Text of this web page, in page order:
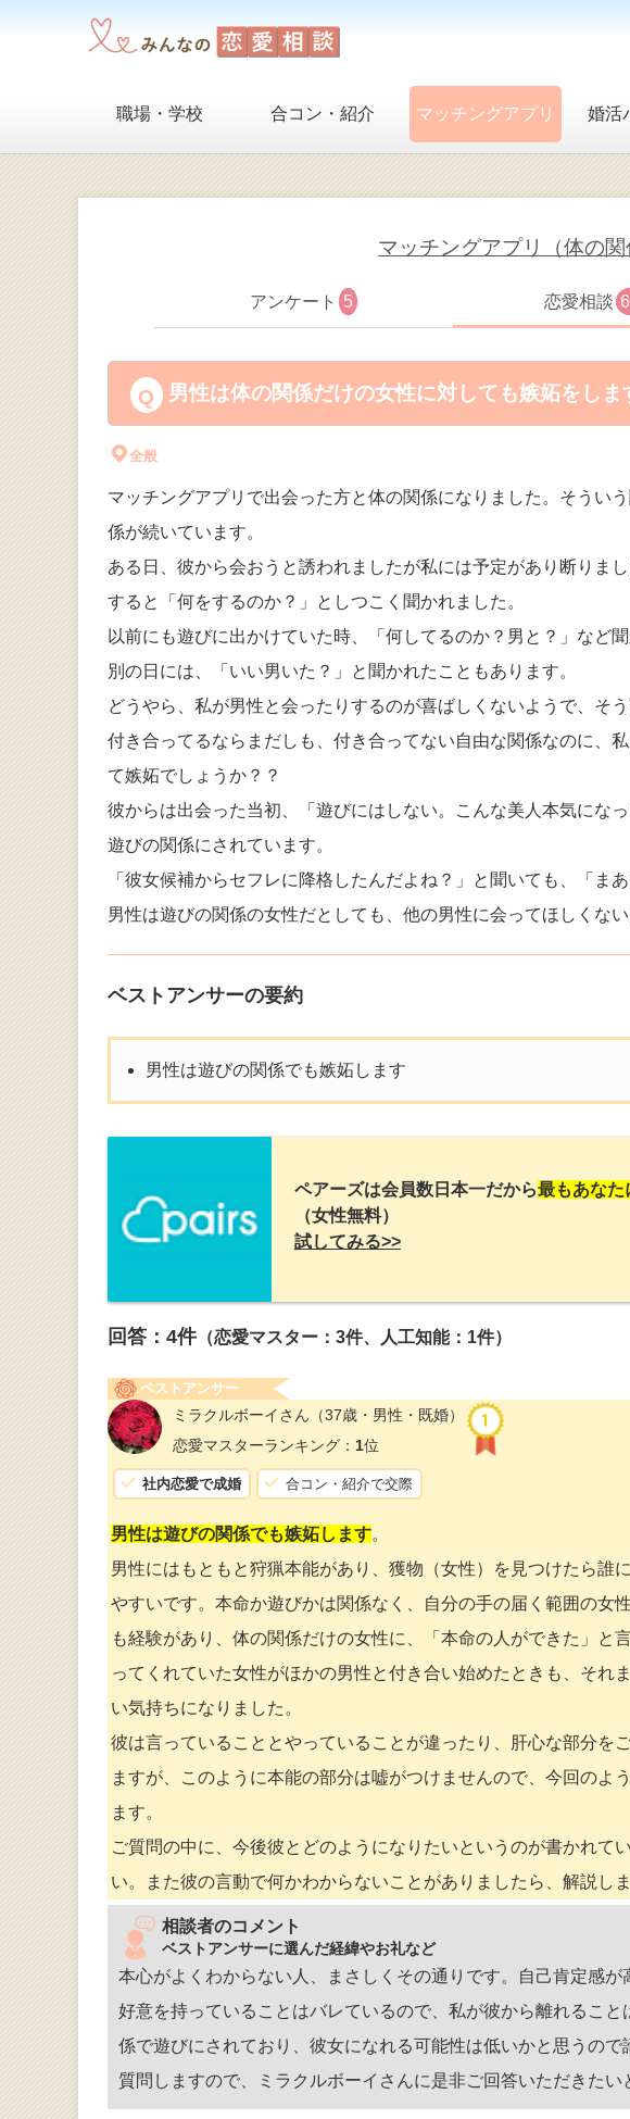
職場・学校 合コン・紹介 マッチングアプリ 婚活
マッチングアプリ（体の関
アンケート 5 恋愛相談
男性は体の関係だけの女性に対しても嫉妬をしま
全般
マッチングアプリで出会った方と体の関係になりました。そうい
係が続いています。
ある日、彼から会おうと誘われましたが私には予定があり断りまし
すると「何をするのか？」としつこく聞かれました。
以前にも遊びに出かけていた時、「何してるのか？男と？」など聞
別の日には、「いい男いた？」と聞かれたこともあります。
どうやら、私が男性と会ったりするのが喜ばしくないようで、そう
付き合ってるならまだしも、付き合ってない自由な関係なのに、
て嫉妬でしょうか？？
彼からは出会った当初、「遊びにはしない。こんな美人本気にな
遊びの関係にされています。
「彼女候補からセフレに降格したんだよね？」と聞いても、「ま
男性は遊びの関係の女性だとしても、他の男性に会ってほしくな
ベストアンサーの要約
男性は遊びの関係でも嫉妬します
ペアーズは会員数日本一だから最もあなた
（女性無料）
試してみる>>
回答： 4件（恋愛マスター：3件、人工知能：1件）
ベストアンサー
ミラクルボーイさん （37歳・男性・既婚）
恋愛マスターランキング： 1位
社内恋愛で成婚 合コン・紹介で交際
男性は遊びの関係でも嫉妬します。
男性にはもともと狩猟本能があり、獲物（女性）を見つけたら誰
やすいです。本命か遊びかは関係なく、自分の手の届く範囲の女
も経験があり、体の関係だけの女性に、「本命の人ができた」と
ってくれていた女性がほかの男性と付き合い始めたときも、それ
い気持ちになりました。
彼は言っていることとやっていることが違ったり、肝心な部分を
ますが、このように本能の部分は嘘がつけませんので、今回のよ
ます。
ご質問の中に、今後彼とどのようになりたいというのが書かれて
い。また彼の言動で何かわからないことがありましたら、解説し
相談者のコメント
ベストアンサーに選んだ経緯やお礼など
本心がよくわからない人、まさしくその通りです。自己肯定感
好意を持っていることはバレているので、私が彼から離れるこ
係で遊びにされており、彼女になれる可能性は低いかと思うの
質問しますので、ミラクルボーイさんに是非ご回答いただきたい